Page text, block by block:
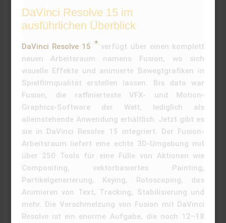
DaVinci Resolve 15 im
ausführlichen Überblick
DaVinci Resolve 15
verfügt über einen komplett
neuen Arbeitsraum namens Fusion, wo sich
visuelle Effekte und animierte Bewegtgrafiken in
Spielfilmqualität erstellen lassen. Bis dato war
Fusion, die raffinierteste VFX- und Motion-
Graphics-Software der Welt, lediglich als
alleinstehende Anwendung erhältlich. Jetzt gibt es
sie in DaVinci Resolve 15 integriert. Der Fusion-
Arbeitsraum liefert eine echte 3D-Umgebung mit
über 250 Tools für eine Fülle von Aktionen wie
Compositing, vektorbasiertes Painting,
Partikelgenerierung, Keying, Rotoscoping, das
Animieren von Text, Tracking, Stabilisierung und
mehr. Die Verschmelzung von Fusion mit DaVinci
Resolve ist ein enorme Aufgabe, die noch 12–18